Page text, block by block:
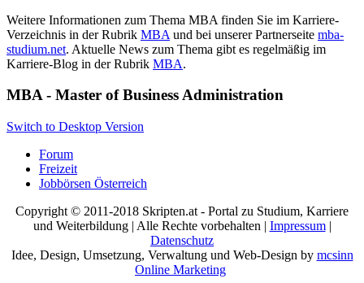
Weitere Informationen zum Thema MBA finden Sie im Karriere-
Verzeichnis in der Rubrik MBA und bei unserer Partnerseite mba-
studium.net. Aktuelle News zum Thema gibt es regelmäßig im
Karriere-Blog in der Rubrik MBA.
MBA - Master of Business Administration
Switch to Desktop Version
Forum
Freizeit
Jobbörsen Österreich
Copyright © 2011-2018 Skripten.at - Portal zu Studium, Karriere
und Weiterbildung | Alle Rechte vorbehalten | Impressum|
Datenschutz
Idee, Design, Umsetzung, Verwaltung und Web-Design by mcsinn
Online Marketing